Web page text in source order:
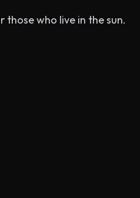
those who live in the sun.